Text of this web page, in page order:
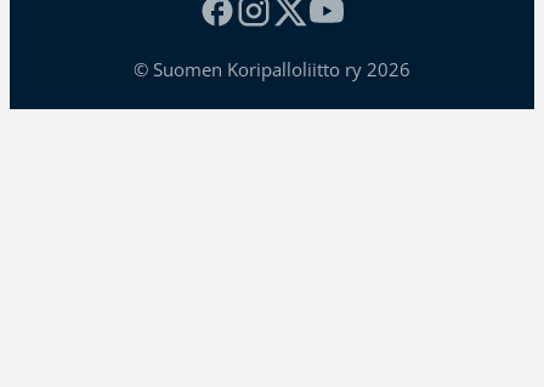
© Suomen Koripalloliitto ry 2026